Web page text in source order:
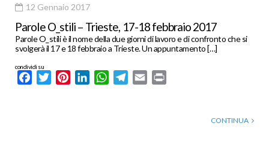
12 Gennaio 2017
Parole O_stili – Trieste, 17-18 febbraio 2017
Parole O_stili è il nome della due giorni di lavoro e di confronto che si
svolgerà il 17 e 18 febbraio a Trieste. Un appuntamento […]
condividi su
FacebookTwitterPinterestLinkedInWhatsApp
Telegram
Email
CONTINUA